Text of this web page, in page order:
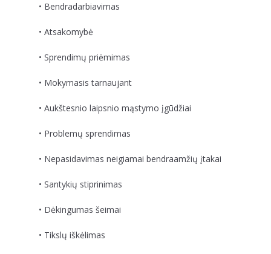
• Bendradarbiavimas
• Atsakomybė
• Sprendimų priėmimas
• Mokymasis tarnaujant
• Aukštesnio laipsnio mąstymo įgūdžiai
• Problemų sprendimas
• Nepasidavimas neigiamai bendraamžių įtakai
• Santykių stiprinimas
• Dėkingumas šeimai
• Tikslų iškėlimas